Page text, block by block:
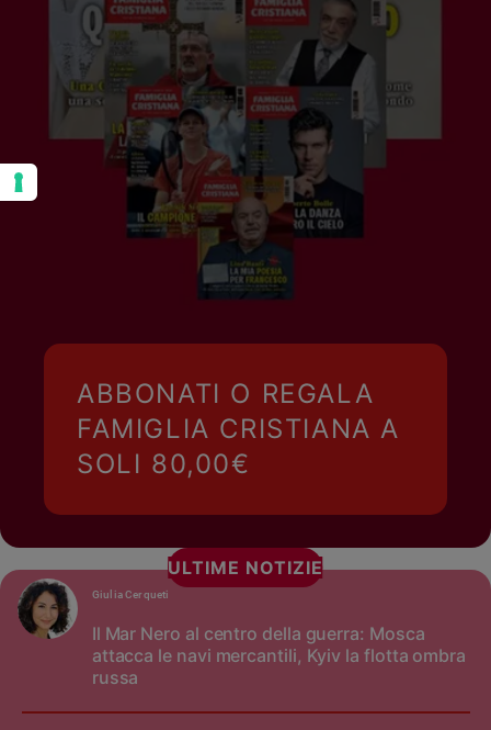
ABBONATI O REGALA
FAMIGLIA CRISTIANA A
SOLI 80,00€
ULTIME NOTIZIE
Il Mar Nero al centro della guerra: Mosca
attacca le navi mercantili, Kyiv la flotta ombra
russa
Giulia Cerqueti